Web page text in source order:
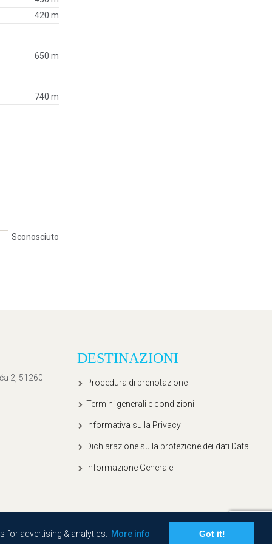
for advertising & analytics. More info Got it!
420 m
650 m
740 m
Sconosciuto
2, 51260
DESTINAZIONI
Procedura di prenotazione
Termini generali e condizioni
Informativa sulla Privacy
Dichiarazione sulla protezione dei dati Data
Informazione Generale